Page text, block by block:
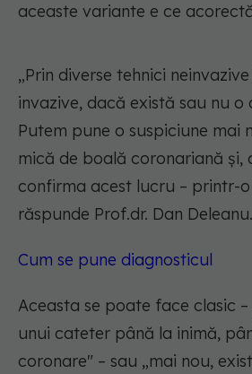
aceaste variante e ce
„Prin diverse tehnici
invazive, dacă există sau nu o
Putem pune o suspiciune mai
mică de boală coronariană și,
confirma acest lucru – printr-
răspunde Prof.dr. Dan Deleanu.
Cum se pune diagnosticul
Aceasta se poate face clasic –
unui cateter până la inimă,
coronare" – sau „mai nou,